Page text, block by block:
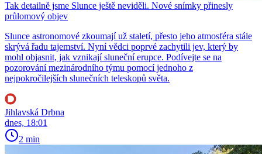
Tak detailně jsme Slunce ještě neviděli. Nové snímky přinesly
průlomový objev
Slunce astronomové zkoumají už staletí, přesto jeho atmosféra stále
skrývá řadu tajemství. Nyní vědci poprvé zachytili jev, který by
mohl objasnit, jak vznikají sluneční erupce. Podívejte se na
pozorování mezinárodního týmu pomocí jednoho z
nejpokročilejších slunečních teleskopů světa.
Jihlavská Drbna
dnes, 18:01
2 min